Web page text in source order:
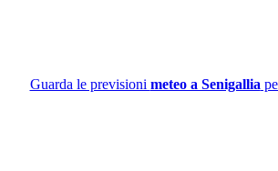
Guarda le previsioni meteo a Senigallia